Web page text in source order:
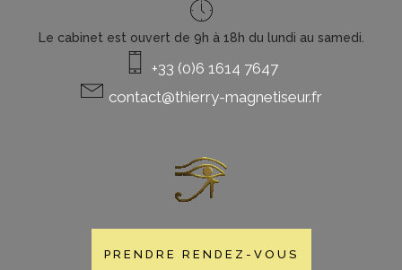
Le cabinet est ouvert de 9h à 18h du lundi au samedi.
+33 (0)6 1614 7647
contact@thierry-magnetiseur.fr
PRENDRE RENDEZ-VOUS